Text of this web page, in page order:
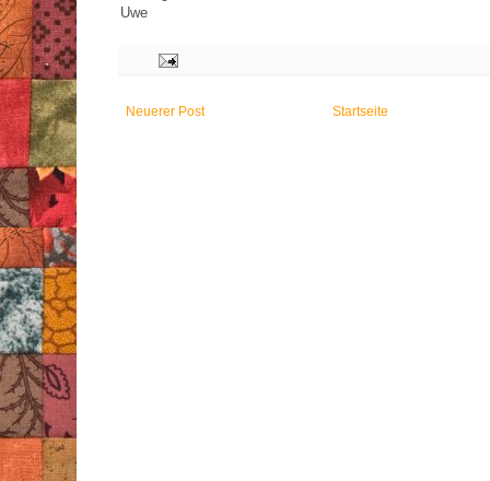
Uwe
Neuerer Post Startseite